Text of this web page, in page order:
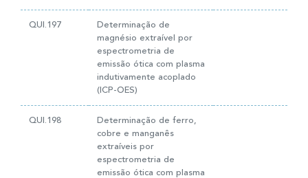
QUI.197
Determinação de
magnésio extraível por
espectrometria de
emissão ótica com plasma
indutivamente acoplado
(ICP-OES)
QUI.198
Determinação de ferro,
cobre e manganês
extraíveis por
espectrometria de
emissão ótica com plasma